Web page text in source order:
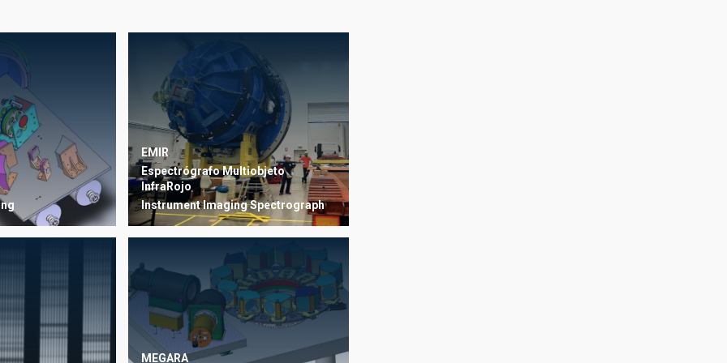
EMIR
Espectrógrafo Multiobjeto
InfraRojo
InstrumentImagingSpectrograph
MEGARA